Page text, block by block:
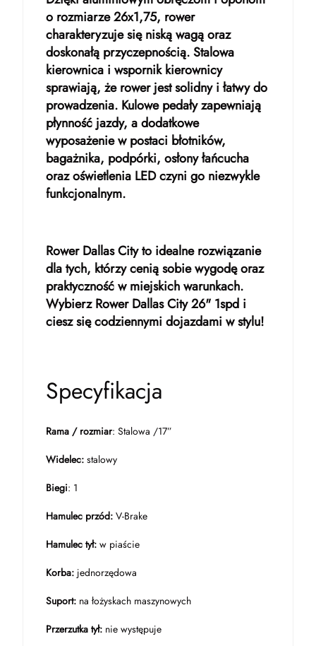
o rozmiarze 26x1,75, rower
charakteryzuje się niską wagą oraz
doskonałą przyczepnością. Stalowa
kierownica i wspornik kierownicy
sprawiają, że rower jest solidny i łatwy do
prowadzenia. Kulowe pedały zapewniają
płynność jazdy, a dodatkowe
wyposażenie w postaci błotników,
bagażnika, podpórki, osłony łańcucha
oraz oświetlenia LED czyni go niezwykle
funkcjonalnym.
Rower Dallas City to idealne rozwiązanie
dla tych, którzy cenią sobie wygodę oraz
praktyczność w miejskich warunkach.
Wybierz Rower Dallas City 26" 1spd i
ciesz się codziennymi dojazdami w stylu!
Specyfikacja
Rama / rozmiar: Stalowa /17”
Widelec: stalowy
Biegi: 1
Hamulec przód: V-Brake
Hamulec tył: w piaście
Korba: jednorzędowa
Suport: na łożyskach maszynowych
Przerzutka tył: nie występuje